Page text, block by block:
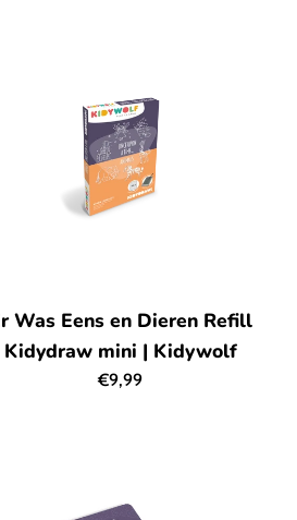
Was Eens en Dieren Refill
Kidydraw mini | Kidywolf
Normale
€9,99